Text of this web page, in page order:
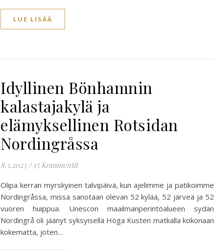
LUE LISÄÄ
Idyllinen Bönhamnin
kalastajakylä ja
elämyksellinen Rotsidan
Nordingråssa
8.3.2023 / 15 Kommentit
Olipa kerran myrskyinen talvipäivä, kun ajelimme ja patikoimme
Nordingråssa, missä sanotaan olevan 52 kylää, 52 järveä ja 52
vuoren huippua. Unescon maailmanperintöalueen sydän
Nordingrå oli jäänyt syksyisellä Höga Kusten matkalla kokonaan
kokematta, joten…